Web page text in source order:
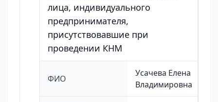
лица, индивидуального
предпринимателя,
присутствовавшие при
проведении КНМ
ФИО
Усачева Елена
Владимировна